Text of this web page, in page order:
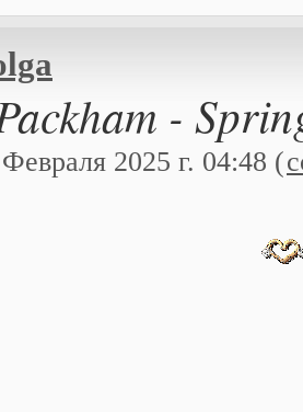
-
2025 г. 04:48 (